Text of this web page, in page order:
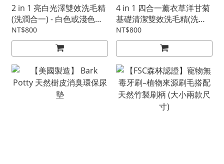
2 in 1 亮白光澤雙效洗毛精
(洗潤合一) - 白色或淺色毛
髮狗狗適用
NT$800
4 in 1 四合一薰衣草洋甘菊
基礎清潔雙效洗毛精(洗潤
合一) - 狗狗專用
NT$800